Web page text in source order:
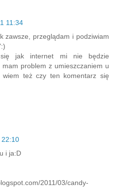
11:34
zawsze, przeglądam i podziwiam
jak internet mi nie będzie
mam problem z umieszczaniem u
też czy ten komentarz się
22:10
i ja:D
2011/03/candy-